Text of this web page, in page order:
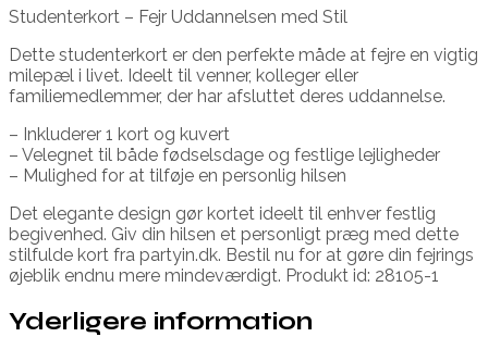
Studenterkort – Fejr Uddannelsen med Stil
Dette studenterkort er den perfekte måde at fejre en vigtig
milepæl i livet. Ideelt til venner, kolleger eller
familiemedlemmer, der har afsluttet deres uddannelse.
– Inkluderer 1 kort og kuvert
– Velegnet til både fødselsdage og festlige lejligheder
– Mulighed for at tilføje en personlig hilsen
Det elegante design gør kortet ideelt til enhver festlig
begivenhed. Giv din hilsen et personligt præg med dette
stilfulde kort fra partyin.dk. Bestil nu for at gøre din fejrings
øjeblik endnu mere mindeværdigt. Produkt id: 28105-1
Yderligere information